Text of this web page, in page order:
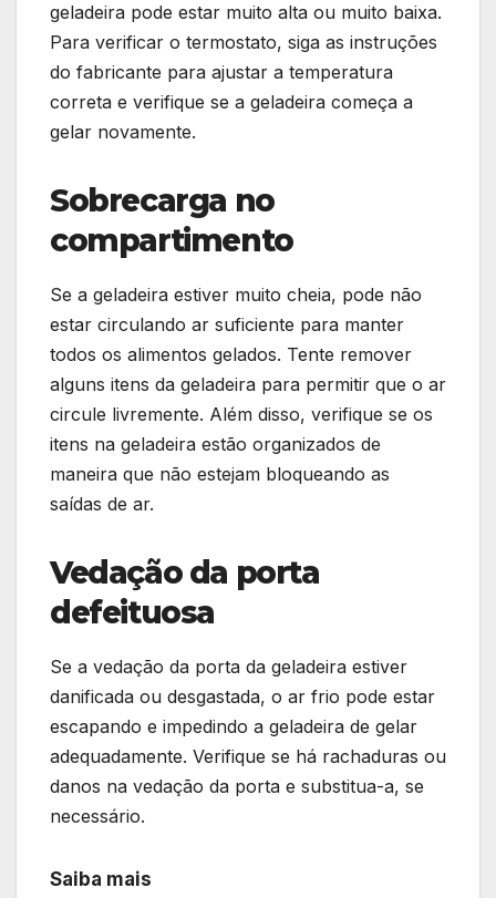
geladeira pode estar muito alta ou muito baixa.
Para verificar o termostato, siga as instruções
do fabricante para ajustar a temperatura
correta e verifique se a geladeira começa a
gelar novamente.
Sobrecarga no
compartimento
Se a geladeira estiver muito cheia, pode não
estar circulando ar suficiente para manter
todos os alimentos gelados. Tente remover
alguns itens da geladeira para permitir que o ar
circule livremente. Além disso, verifique se os
itens na geladeira estão organizados de
maneira que não estejam bloqueando as
saídas de ar.
Vedação da porta
defeituosa
Se a vedação da porta da geladeira estiver
danificada ou desgastada, o ar frio pode estar
escapando e impedindo a geladeira de gelar
adequadamente. Verifique se há rachaduras ou
danos na vedação da porta e substitua-a, se
necessário.
Saiba mais